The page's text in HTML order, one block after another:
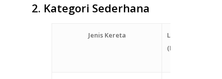
2. Kategori Sederhana
Jenis Kereta
Luar
(RM)